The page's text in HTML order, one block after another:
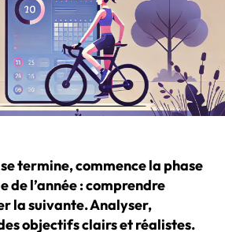
termine, commence la phase
de l’année : comprendre
la suivante. Analyser,
objectifs clairs et réalistes.